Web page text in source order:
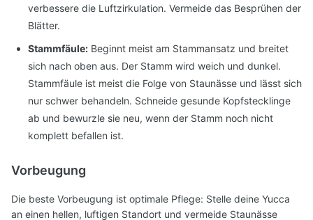
verbessere die Luftzirkulation. Vermeide das Besprühen der
Blätter.
Stammfäule: Beginnt meist am Stammansatz und breitet
sich nach oben aus. Der Stamm wird weich und dunkel.
Stammfäule ist meist die Folge von Staunässe und lässt sich
nur schwer behandeln. Schneide gesunde Kopfstecklinge
ab und bewurzle sie neu, wenn der Stamm noch nicht
komplett befallen ist.
Vorbeugung
Die beste Vorbeugung ist optimale Pflege: Stelle deine Yucca
an einen hellen, luftigen Standort und vermeide Staunässe